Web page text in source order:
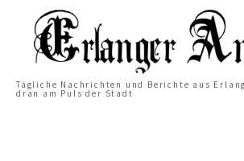
Tägliche Nachrichten und Berichte aus
dran am Puls der Stadt